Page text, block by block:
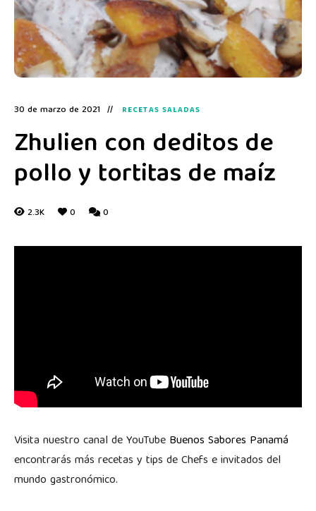
30 de marzo de 2021 RECETAS SALADAS
Zhulien con deditos de
pollo y tortitas de maíz
2.3K 0 0
Visita nuestro canal de YouTube Buenos Sabores Panamá
encontrarás más recetas y tips de Chefs e invitados del
mundo gastronómico.